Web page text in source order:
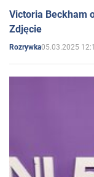
Victoria Beckham
Zdjęcie
Rozrywka05.03.2025